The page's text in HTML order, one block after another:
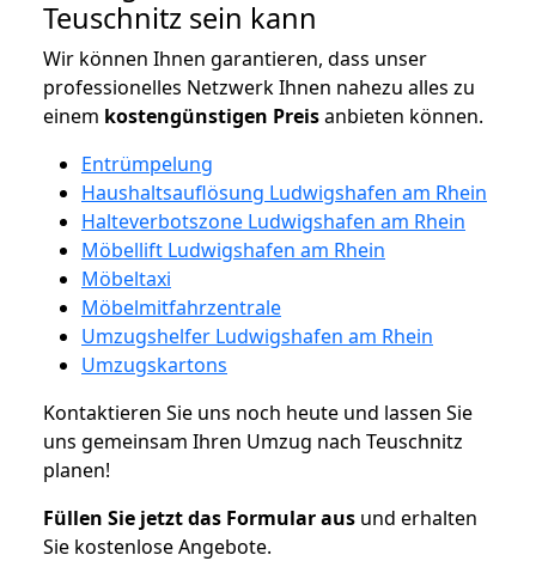
Teuschnitz sein kann
Wir können Ihnen garantieren, dass unser
professionelles Netzwerk Ihnen nahezu alles zu
einem kostengünstigen Preisanbieten können.
Entrümpelung
Haushaltsauflösung Ludwigshafen am Rhein
Halteverbotszone Ludwigshafen am Rhein
Möbellift Ludwigshafen am Rhein
Möbeltaxi
Möbelmitfahrzentrale
Umzugshelfer Ludwigshafen am Rhein
Umzugskartons
Kontaktieren Sie uns noch heute und lassen Sie
uns gemeinsam Ihren Umzug nach Teuschnitz
planen!
Füllen Sie jetzt das Formular aus und erhalten
Sie kostenlose Angebote.